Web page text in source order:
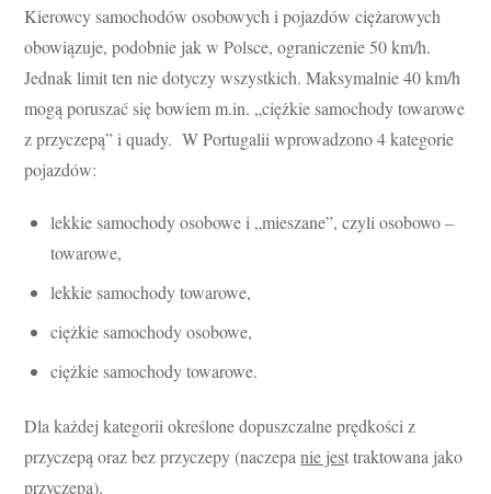
Kierowcy samochodów osobowych i pojazdów ciężarowych
obowiązuje, podobnie jak w Polsce, ograniczenie 50 km/h.
Jednak limit ten nie dotyczy wszystkich. Maksymalnie 40 km/h
mogą poruszać się bowiem m.in. „ciężkie samochody towarowe
z przyczepą” i quady. W Portugalii wprowadzono 4 kategorie
pojazdów:
lekkie samochody osobowe i „mieszane”, czyli osobowo –
towarowe,
lekkie samochody towarowe,
ciężkie samochody osobowe,
ciężkie samochody towarowe.
Dla każdej kategorii określone dopuszczalne prędkości z
przyczepą oraz bez przyczepy (naczepanie jest traktowana jako
przyczepa).